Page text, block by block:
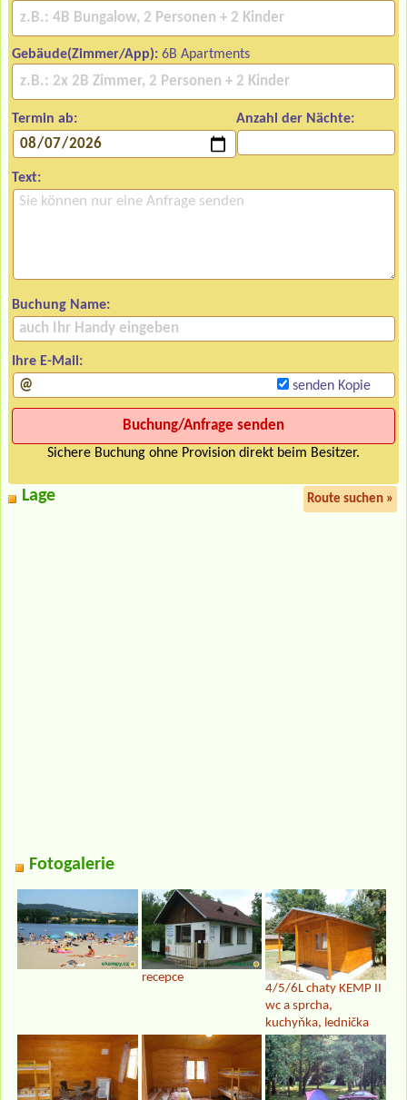
Gebäude(Zimmer/App): 6B Apartments
Termin ab: Anzahl der Nächte:
Text:
Buchung Name:
Ihre E-Mail:
senden Kopie
Sichere Buchung ohne Provision direkt beim Besitzer.
Lage Route suchen »
Fotogalerie
recepce
4/5/6L chaty KEMP II
wc a sprcha,
kuchyňka, lednička